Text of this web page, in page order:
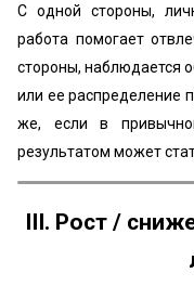
С одной стороны,
работа помогает
стороны, наблюдается
или ее распределение
же, если в
результатом может
III. Рост /